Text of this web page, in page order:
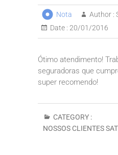
Nota Author :
Date : 20/01/2016
Ótimo atendimento!
seguradoras que
super recomendo!
CATEGORY :
NOSSOS CLIENTES